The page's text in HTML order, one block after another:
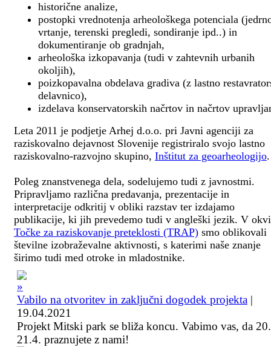
historične analize,
postopki vrednotenja arheološkega potenciala
vrtanje, terenski pregledi, sondiranje ipd..) in
dokumentiranje ob gradnjah,
arheološka izkopavanja (tudi v zahtevnih urbanih
okoljih),
poizkopavalna obdelava gradiva (z lastno
delavnico),
izdelava konservatorskih načrtov in načrtov
Leta 2011 je podjetje Arhej d.o.o. pri Javni agenciji za
raziskovalno dejavnost Slovenije registriralo svojo lastno
raziskovalno-razvojno skupino, Inštitut za geoarheologijo.
Poleg znanstvenega dela, sodelujemo tudi z javnostmi.
Pripravljamo različna predavanja, prezentacije in
interpretacije odkritij v obliki razstav ter izdajamo
publikacije, ki jih prevedemo tudi v angleški jezik. V
Točke za raziskovanje preteklosti (TRAP) smo oblikovali
številne izobraževalne aktivnosti, s katerimi naše znanje
širimo tudi med otroke in mladostnike.
Vabilo na otvoritev in zaključni dogodek projekta |
19.04.2021
Projekt Mitski park se bliža koncu. Vabimo vas, da
21.4. praznujete z nami!